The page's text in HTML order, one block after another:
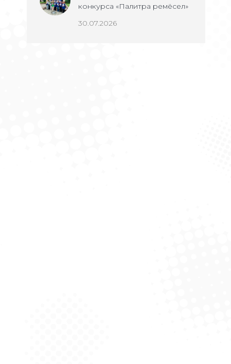
конкурса «Палитра ремёсел»
30.07.2026